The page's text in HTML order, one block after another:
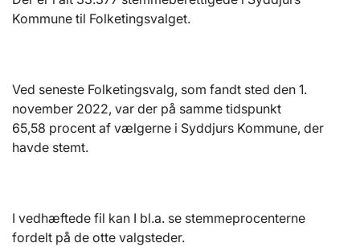
Kommune til Folketingsvalget.
Ved seneste Folketingsvalg, som fandt sted den 1.
november 2022, var der på samme tidspunkt
65,58 procent af vælgerne i Syddjurs Kommune, der
havde stemt.
I vedhæftede fil kan I bl.a. se stemmeprocenterne
fordelt på de otte valgsteder.